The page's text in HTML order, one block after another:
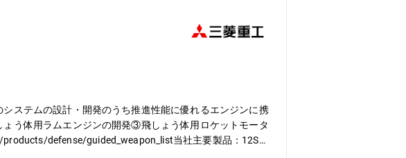
ステムの設計・開発のうち推進性能に優れるエンジンに携
う体用ラムエンジンの開発③飛しょう体用ロケットモータ
defense/guided_weapon_list当社主要製品：12SS